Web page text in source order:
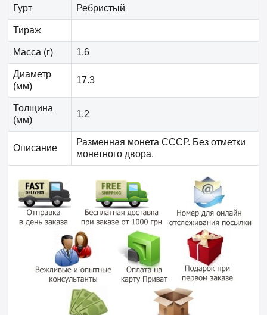
Гурт Ребристый
Тираж
Масса (г) 1.6
Диаметр
(мм)
17.3
Толщина
(мм)
1.2
Описание
Разменная монета СССР. Без отметки
монетного двора.